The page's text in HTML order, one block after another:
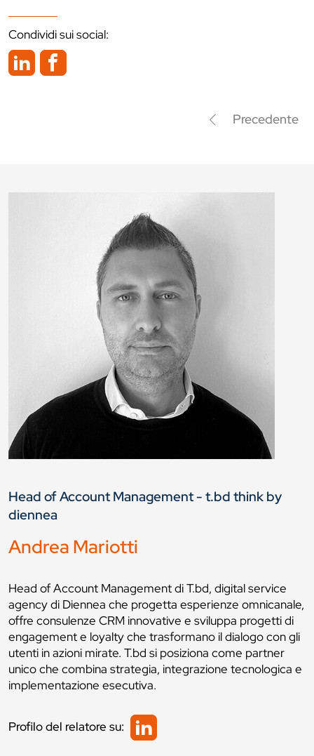
Condividi sui social:
Precedente
Head of Account Management - t.bd think by
diennea
Andrea Mariotti
Head of Account Management di T.bd, digital service
agency di Diennea che progetta esperienze omnicanale,
offre consulenze CRM innovative e sviluppa progetti di
engagement e loyalty che trasformano il dialogo con gli
utenti in azioni mirate. T.bd si posiziona come partner
unico che combina strategia, integrazione tecnologica e
implementazione esecutiva.
Profilo del relatore su: